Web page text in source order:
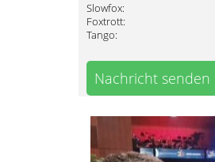
Slowfox:
Foxtrott:
Tango:
Nachricht senden